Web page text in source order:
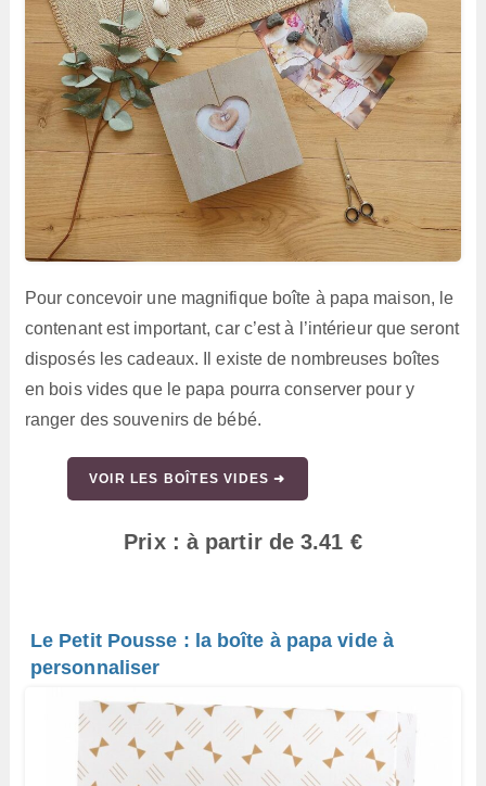
Pour concevoir une magnifique boîte à papa maison, le
contenant est important, car c’est à l’intérieur que seront
disposés les cadeaux. Il existe de nombreuses boîtes
en bois vides que le papa pourra conserver pour y
ranger des souvenirs de bébé.
VOIR LES BOÎTES VIDES ➜
Prix : à partir de 3.41 €
Le Petit Pousse : la boîte à papa vide à
personnaliser